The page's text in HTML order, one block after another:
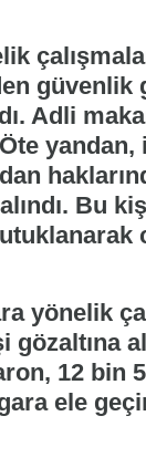
Adli
Bu
yönelik
12 bin
ele